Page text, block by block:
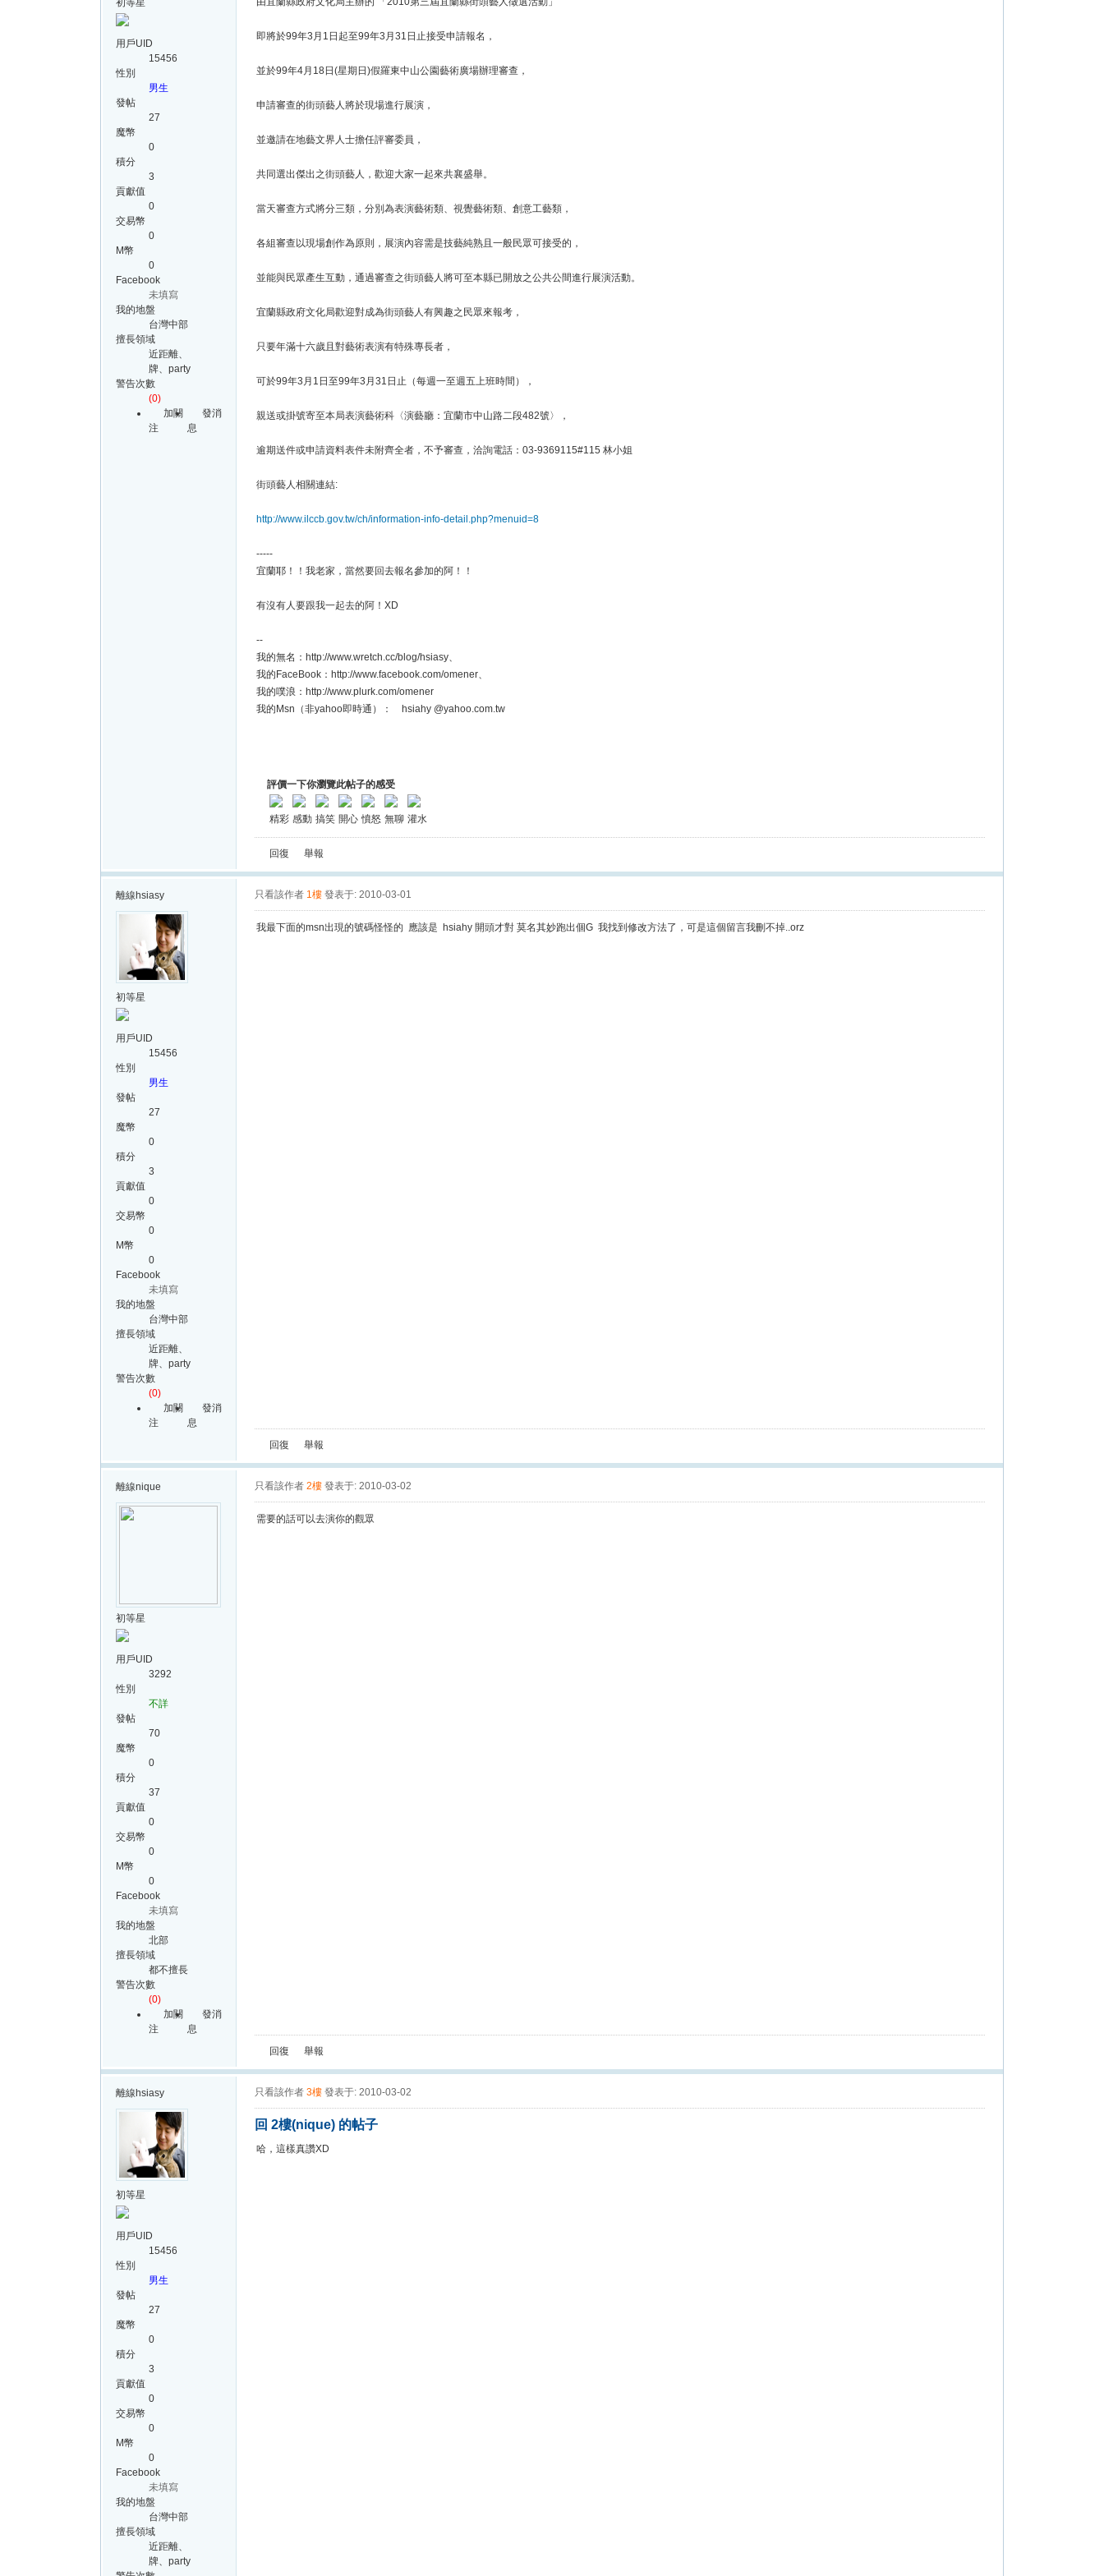
初等星
用戶UID
15456
性別
男生
發帖
27
魔幣
0
積分
3
貢獻值
0
交易幣
0
M幣
0
Facebook
未填寫
我的地盤
台灣中部
擅長領域
近距離、
牌、party
警告次數
(0)
加關
注
發消
息
即將於99年3月1日起至99年3月31日止接受申請報名，
並於99年4月18日(星期日)假羅東中山公園藝術廣場辦理審查，
申請審查的街頭藝人將於現場進行展演，
並邀請在地藝文界人士擔任評審委員，
共同選出傑出之街頭藝人，歡迎大家一起來共襄盛舉。
當天審查方式將分三類，分別為表演藝術類、視覺藝術類、創意工藝類，
各組審查以現場創作為原則，展演內容需是技藝純熟且一般民眾可接受的，
並能與民眾產生互動，通過審查之街頭藝人將可至本縣已開放之公共公間進行展演活動。
宜蘭縣政府文化局歡迎對成為街頭藝人有興趣之民眾來報考，
只要年滿十六歲且對藝術表演有特殊專長者，
可於99年3月1日至99年3月31日止（每週一至週五上班時間），
親送或掛號寄至本局表演藝術科〈演藝廳：宜蘭市中山路二段482號〉，
逾期送件或申請資料表件未附齊全者，不予審查，洽詢電話：03-9369115#115 林小姐
街頭藝人相關連結:
http://www.ilccb.gov.tw/ch/information-info-detail.php?menuid=8
-----
宜蘭耶！！我老家，當然要回去報名參加的阿！！
有沒有人要跟我一起去的阿！XD
--
我的無名：http://www.wretch.cc/blog/hsiasy、
我的FaceBook：http://www.facebook.com/omener、
我的噗浪：http://www.plurk.com/omener
我的Msn（非yahoo即時通）： hsiahy @yahoo.com.tw
評價一下你瀏覽此帖子的感受
精彩 感動 搞笑 開心 憤怒 無聊 灌水
回復 舉報
離線 hsiasy
初等星
用戶UID
15456
性別
男生
發帖
27
魔幣
0
積分
3
貢獻值
0
交易幣
0
M幣
0
Facebook
未填寫
我的地盤
台灣中部
擅長領域
近距離、
牌、party
警告次數
(0)
加關
注
發消
息
只看該作者 1樓 發表于: 2010-03-01
我最下面的msn出現的號碼怪怪的 應該是 hsiahy 開頭才對 莫名其妙跑出個G 我找到修改方法了，可是這個留言我刪不掉..orz
回復 舉報
離線nique
初等星
用戶UID
3292
性別
不詳
發帖
70
魔幣
0
積分
37
貢獻值
0
交易幣
0
M幣
0
Facebook
未填寫
我的地盤
北部
擅長領域
都不擅長
警告次數
(0)
加關
注
發消
息
只看該作者 2樓 發表于: 2010-03-02
需要的話可以去演你的觀眾
回復 舉報
離線 hsiasy
初等星
用戶UID
15456
性別
男生
發帖
27
魔幣
0
積分
3
貢獻值
0
交易幣
0
M幣
0
Facebook
未填寫
我的地盤
台灣中部
擅長領域
近距離、
牌、party
只看該作者 3樓 發表于: 2010-03-02
回 2樓(nique) 的帖子
哈，這樣真讚XD